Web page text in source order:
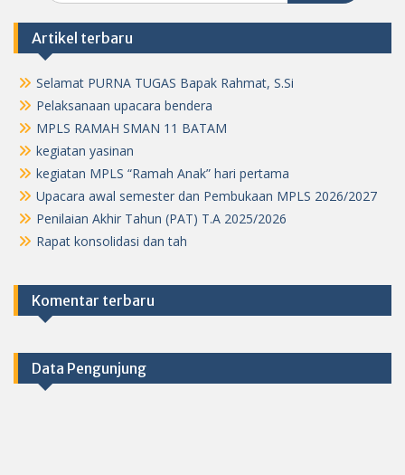
Artikel terbaru
Selamat PURNA TUGAS Bapak Rahmat, S.Si
Pelaksanaan upacara bendera
MPLS RAMAH SMAN 11 BATAM
kegiatan yasinan
kegiatan MPLS “Ramah Anak” hari pertama
Upacara awal semester dan Pembukaan MPLS 2026/2027
Penilaian Akhir Tahun (PAT) T.A 2025/2026
Rapat konsolidasi dan tah
Komentar terbaru
Data Pengunjung